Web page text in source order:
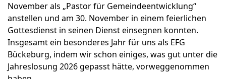
November als „Pastor für Gemeindeentwicklung“
anstellen und am 30. November in einem feierlichen
Gottesdienst in seinen Dienst einsegnen konnten.
Insgesamt ein besonderes Jahr für uns als EFG
Bückeburg, indem wir schon einiges, was gut unter die
Jahreslosung 2026 gepasst hätte, vorweggenommen